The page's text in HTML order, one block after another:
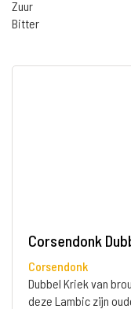
Zuur
Bitter
Corsendonk
Corsendonk
Dubbel Kriek van
deze Lambic zijn